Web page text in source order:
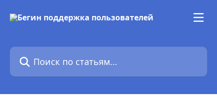
Поиск по статьям...